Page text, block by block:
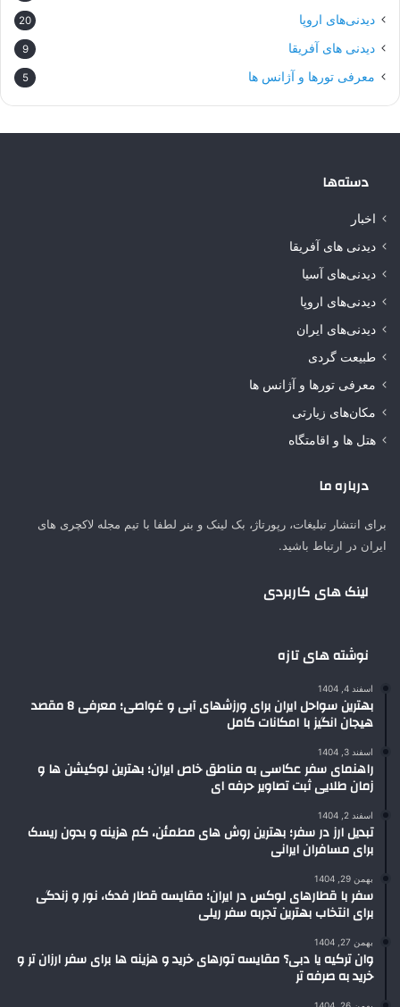
دیدنی‌های اروپا 20
دیدنی های آفریقا 9
معرفی تورها و آژانس ها 5
دسته‌ها
اخبار
دیدنی های آفریقا
دیدنی‌های آسیا
دیدنی‌های اروپا
دیدنی‌های ایران
طبیعت گردی
معرفی تورها و آژانس ها
مکان‌های زیارتی
هتل ها و اقامتگاه
درباره ما
برای انتشار تبلیغات، رپورتاژ، بک لینک و بنر لطفا با تیم مجله لاکچری های
ایران در ارتباط باشید.
لینک های کاربردی
نوشته های تازه
اسفند 4, 1404
بهترین سواحل ایران برای ورزشهای آبی و غواصی؛ معرفی 8 مقصد
هیجان انگیز با امکانات کامل
اسفند 3, 1404
راهنمای سفر عکاسی به مناطق خاص ایران؛ بهترین لوکیشن ها و
زمان طلایی ثبت تصاویر حرفه ای
اسفند 2, 1404
تبدیل ارز در سفر؛ بهترین روش های مطمئن، کم هزینه و بدون ریسک
برای مسافران ایرانی
بهمن 29, 1404
سفر با قطارهای لوکس در ایران؛ مقایسه قطار فدک، نور و زندگی
برای انتخاب بهترین تجربه سفر ریلی
بهمن 27, 1404
وان ترکیه یا دبی؟ مقایسه تورهای خرید و هزینه ها برای سفر ارزان تر و
خرید به صرفه تر